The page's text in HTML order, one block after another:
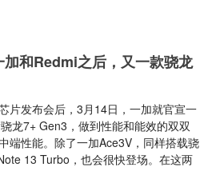
和Redmi之后，又一款骁龙
片发布会后，3月14日，一加就官宣一
龙7+ Gen3，做到性能和能效的双双
端性能。除了一加Ace3V，同样搭载骁
13 Turbo，也会很快登场。在这两